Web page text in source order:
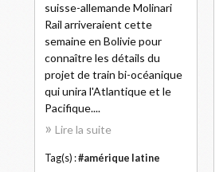
suisse-allemande Molinari
Rail arriveraient cette
semaine en Bolivie pour
connaître les détails du
projet de train bi-océanique
qui unira l'Atlantique et le
Pacifique....
Lire la suite
Tag(s) :#amérique latine